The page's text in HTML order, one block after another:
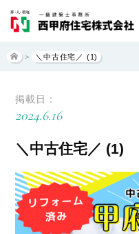
> ＼中古住宅／ (1)
掲載日：
2024.6.16
＼中古住宅／ (1)